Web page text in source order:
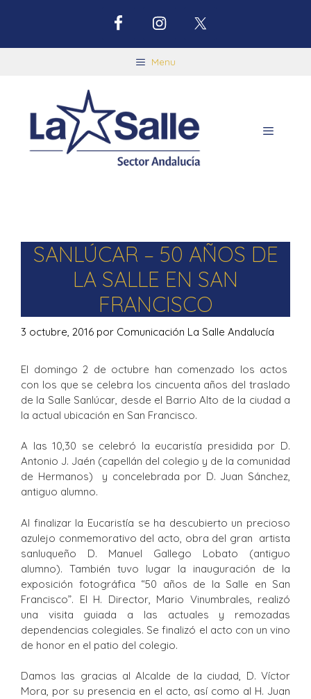
Menu
SANLÚCAR – 50 AÑOS DE
LA SALLE EN SAN
FRANCISCO
3 octubre, 2016 por Comunicación La Salle Andalucía
El domingo 2 de octubre han comenzado los actos
con los que se celebra los cincuenta años del traslado
de la Salle Sanlúcar, desde el Barrio Alto de la ciudad a
la actual ubicación en San Francisco.
A las 10,30 se celebró la eucaristía presidida por D.
Antonio J. Jaén (capellán del colegio y de la comunidad
de Hermanos) y concelebrada por D. Juan Sánchez,
antiguo alumno.
Al finalizar la Eucaristía se ha descubierto un precioso
azulejo conmemorativo del acto, obra del gran artista
sanluqueño D. Manuel Gallego Lobato (antiguo
alumno). También tuvo lugar la inauguración de la
exposición fotográfica “50 años de la Salle en San
Francisco”. El H. Director, Mario Vinumbrales, realizó
una visita guiada a las actuales y remozadas
dependencias colegiales. Se finalizó el acto con un vino
de honor en el patio del colegio.
Damos las gracias al Alcalde de la ciudad, D. Víctor
Mora, por su presencia en el acto, así como al H. Juan